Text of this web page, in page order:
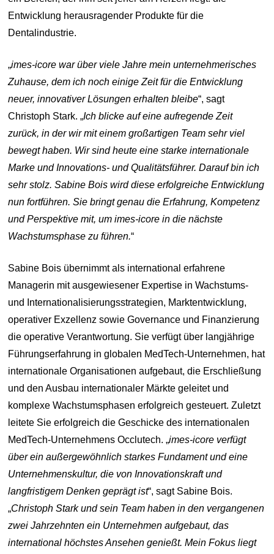
Entwicklung herausragender Produkte für die
Dentalindustrie.
„imes-icore war über viele Jahre mein unternehmerisches
Zuhause, dem ich noch einige Zeit für die Entwicklung
neuer, innovativer Lösungen erhalten bleibe“, sagt
Christoph Stark. „Ich blicke auf eine aufregende Zeit
zurück, in der wir mit einem großartigen Team sehr viel
bewegt haben. Wir sind heute eine starke internationale
Marke und Innovations- und Qualitätsführer. Darauf bin ich
sehr stolz. Sabine Bois wird diese erfolgreiche Entwicklung
nun fortführen. Sie bringt genau die Erfahrung, Kompetenz
und Perspektive mit, um imes-icore in die nächste
Wachstumsphase zu führen.“
Sabine Bois übernimmt als international erfahrene
Managerin mit ausgewiesener Expertise in Wachstums-
und Internationalisierungsstrategien, Marktentwicklung,
operativer Exzellenz sowie Governance und Finanzierung
die operative Verantwortung. Sie verfügt über langjährige
Führungserfahrung in globalen MedTech-Unternehmen, hat
internationale Organisationen aufgebaut, die Erschließung
und den Ausbau internationaler Märkte geleitet und
komplexe Wachstumsphasen erfolgreich gesteuert. Zuletzt
leitete Sie erfolgreich die Geschicke des internationalen
MedTech-Unternehmens Occlutech. „imes-icore verfügt
über ein außergewöhnlich starkes Fundament und eine
Unternehmenskultur, die von Innovationskraft und
langfristigem Denken geprägt ist“, sagt Sabine Bois.
„Christoph Stark und sein Team haben in den vergangenen
zwei Jahrzehnten ein Unternehmen aufgebaut, das
international höchstes Ansehen genießt. Mein Fokus liegt